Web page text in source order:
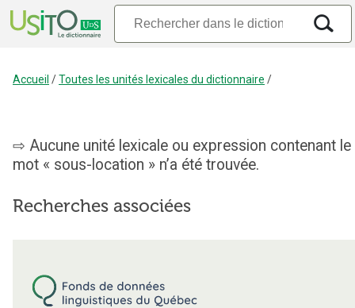
Accueil /Toutes les unités lexicales du dictionnaire /
Aucune unité lexicale ou expression contenant le
mot « sous-location » n’a été trouvée.
Recherches associées